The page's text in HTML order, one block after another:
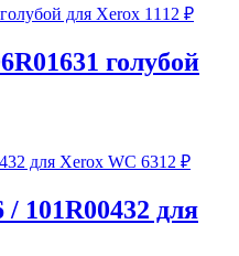
1112 ₽
голубой
6312 ₽
101R00432 для